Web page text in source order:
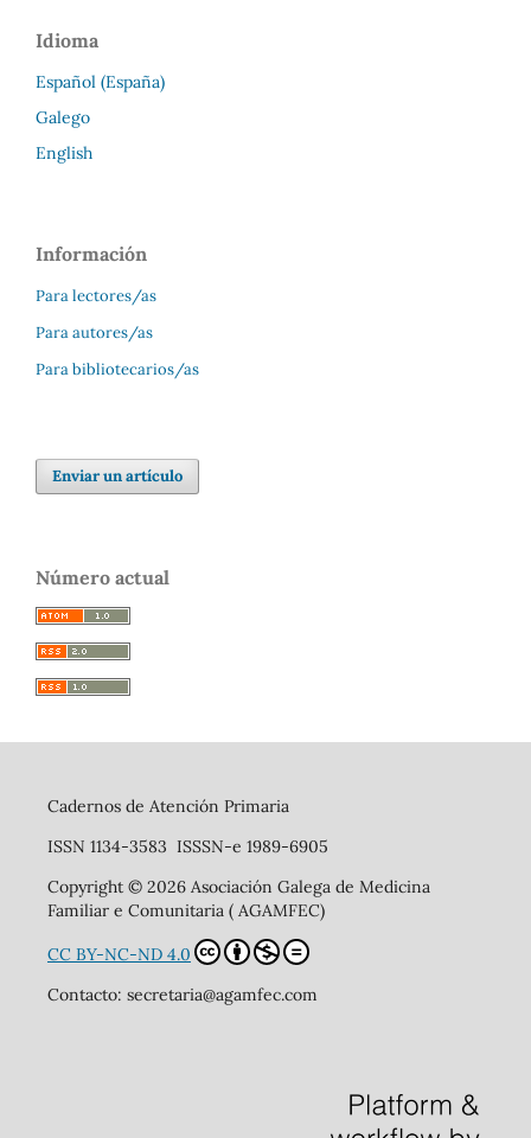
Idioma
Español (España)
Galego
English
Información
Para lectores/as
Para autores/as
Para bibliotecarios/as
Enviar un artículo
Número actual
Cadernos de Atención Primaria
ISSN 1134-3583 ISSSN-e 1989-6905
Copyright © 2026 Asociación Galega de Medicina
Familiar e Comunitaria ( AGAMFEC)
CC BY-NC-ND 4.0
Contacto: secretaria@agamfec.com